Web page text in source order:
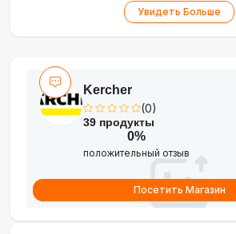
Увидеть Больше
Kercher
(0)
39 продукты
0%
положительный отзыв
Посетить Магазин